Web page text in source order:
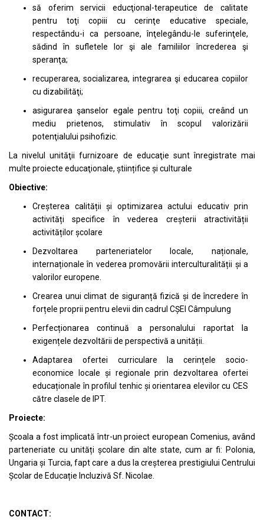
să oferim servicii educţional-terapeutice de calitate
pentru toţi copiii cu cerinţe educative speciale,
respectându-i ca persoane, înţelegându-le suferinţele,
sădind în sufletele lor şi ale familiilor încrederea şi
speranţa;
recuperarea, socializarea, integrarea şi educarea copiilor
cu dizabilităţi;
asigurarea şanselor egale pentru toţi copiii, creând un
mediu prietenos, stimulativ în scopul valorizării
potenţialului psihofizic.
La nivelul unităţii furnizoare de educaţie sunt înregistrate mai
multe proiecte educaţionale, științifice și culturale
Obiective:
Creșterea calității și optimizarea actului educativ prin
activități specifice în vederea creșterii atractivității
activităților școlare
Dezvoltarea parteneriatelor locale, naționale,
internaționale în vederea promovării interculturalității și a
valorilor europene.
Crearea unui climat de siguranță fizică și de încredere în
forțele proprii pentru elevii din cadrul CȘEI Câmpulung
Perfecționarea continuă a personalului raportat la
exigențele dezvoltării de perspectivă a unității.
Adaptarea ofertei curriculare la cerințele socio-
economice locale și regionale prin dezvoltarea ofertei
educaționale în profilul tenhic și orientarea elevilor cu CES
către clasele de IPT.
Proiecte:
Școala a fost implicată într-un proiect european Comenius, având
parteneriate cu unități școlare din alte state, cum ar fi: Polonia,
Ungaria și Turcia, fapt care a dus la creșterea prestigiului Centrului
Școlar de Educație Incluzivă Sf. Nicolae.
CONTACT: